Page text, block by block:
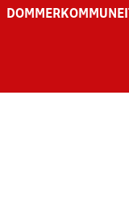
DOMMER KOMMUNE